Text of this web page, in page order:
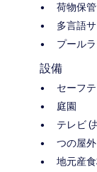
荷物保
多言語
プール
設備
セーフ
庭園
テレビ (
つの屋
地元産